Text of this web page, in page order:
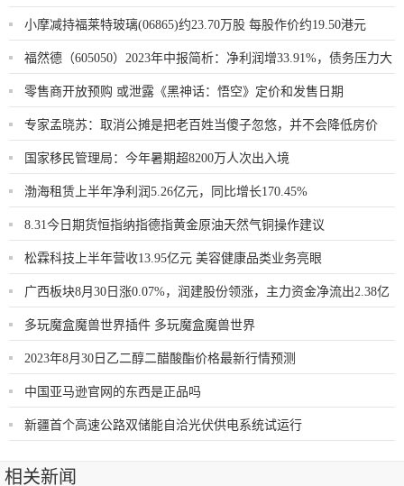
小摩减持福莱特玻璃(06865)约23.70万股 每股作价约19.50港元
福然德（605050）2023年中报简析：净利润增33.91%，债务压力大
零售商开放预购 或泄露《黑神话：悟空》定价和发售日期
专家孟晓苏：取消公摊是把老百姓当傻子忽悠，并不会降低房价
国家移民管理局：今年暑期超8200万人次出入境
渤海租赁上半年净利润5.26亿元，同比增长170.45%
8.31今日期货恒指纳指德指黄金原油天然气铜操作建议
松霖科技上半年营收13.95亿元 美容健康品类业务亮眼
广西板块8月30日涨0.07%，润建股份领涨，主力资金净流出2.38亿
元
多玩魔盒魔兽世界插件 多玩魔盒魔兽世界
2023年8月30日乙二醇二醋酸酯价格最新行情预测
中国亚马逊官网的东西是正品吗
新疆首个高速公路双储能自洽光伏供电系统试运行
相关新闻